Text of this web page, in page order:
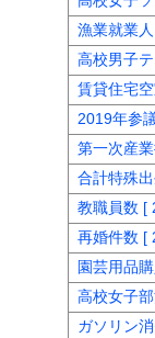
漁業就業
高校男子
賃貸住宅
2019年参
第一次産
合計特殊
教職員数 [
再婚件数 [
園芸用品
高校女子
ガソリン